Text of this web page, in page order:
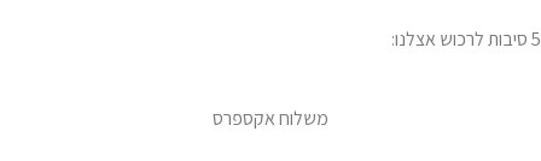
5 סיבות לרכוש אצלנו:
משלוח אקספרס